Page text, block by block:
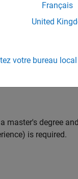
design phase
Code
master's degree
is required.
Français
United
votre bureau local